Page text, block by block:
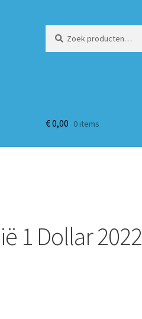
naar:
€0,00 0 items
1 Dollar 2022